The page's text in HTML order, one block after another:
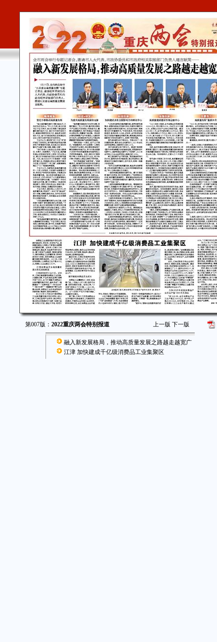
第007版： 2022重庆两会特别报道 上一版 下一版
融入新发展格局，推动高质量发展之路越走越宽广
江津 加快建成千亿级消费品工业集聚区